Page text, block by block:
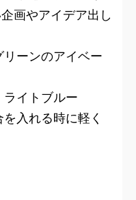
画やアイデア出し
ーンのアイベー
ライトブルー
入れる時に軽く